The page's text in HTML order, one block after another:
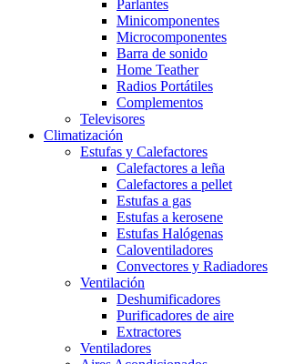
Parlantes
Minicomponentes
Microcomponentes
Barra de sonido
Home Teather
Radios Portátiles
Complementos
Televisores
Climatización
Estufas y Calefactores
Calefactores a leña
Calefactores a pellet
Estufas a gas
Estufas a kerosene
Estufas Halógenas
Caloventiladores
Convectores y Radiadores
Ventilación
Deshumificadores
Purificadores de aire
Extractores
Ventiladores